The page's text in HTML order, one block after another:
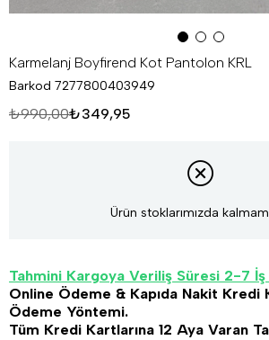
Karmelanj Boyfirend Kot Pantolon KRL
Barkod 7277800403949
₺990,00₺349,95
Ürün stoklarımızda
Tahmini Kargoya Veriliş Süresi 2-7 İş
Online Ödeme & Kapıda Nakit Kredi
Ödeme Yöntemi.
Tüm Kredi Kartlarına 12 Aya Varan